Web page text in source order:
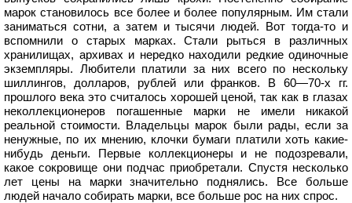
марок становилось все более и более популярным. Им стали
заниматься сотни, а затем и тысячи людей. Вот тогда-то и
вспомнили о старых марках. Стали рыться в различных
хранилищах, архивах и нередко находили редкие одиночные
экземпляры. Любители платили за них всего по нескольку
шиллингов, долларов, рублей или франков. В 60—70-х гг.
прошлого века это считалось хорошей ценой, так как в глазах
неколлекционеров погашенные марки не имели никакой
реальной стоимости. Владельцы марок были рады, если за
ненужные, по их мнению, клочки бумаги платили хоть какие-
нибудь деньги. Первые коллекционеры и не подозревали,
какое сокровище они подчас приобретали. Спустя несколько
лет цены на марки значительно поднялись. Все больше
людей начало собирать марки, все больше рос на них спрос.